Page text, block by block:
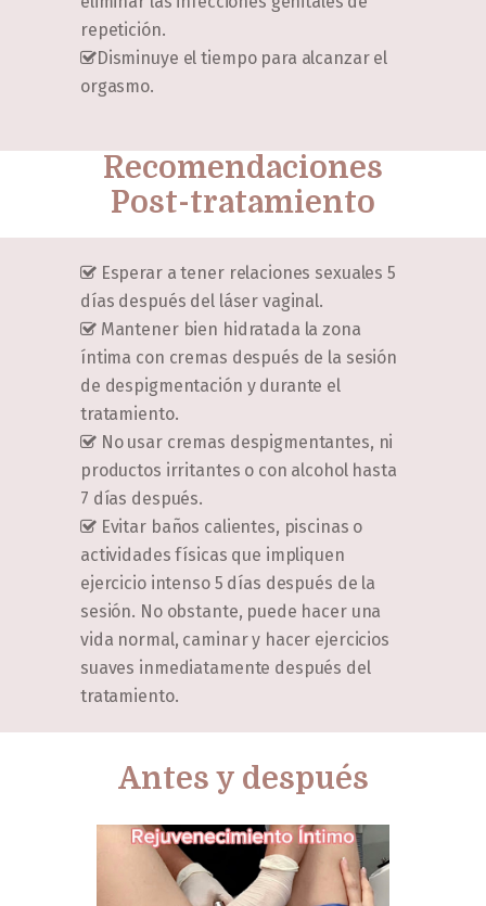
repetición.
Disminuye el tiempo para alcanzar el
orgasmo.
Recomendaciones
Post-tratamiento
Esperar a tener relaciones sexuales 5
días después del láser vaginal.
Mantener bien hidratada la zona
íntima con cremas después de la sesión
de despigmentación y durante el
tratamiento.
No usar cremas despigmentantes, ni
productos irritantes o con alcohol hasta
7 días después.
Evitar baños calientes, piscinas o
actividades físicas que impliquen
ejercicio intenso 5 días después de la
sesión. No obstante, puede hacer una
vida normal, caminar y hacer ejercicios
suaves inmediatamente después del
tratamiento.
Antes y después